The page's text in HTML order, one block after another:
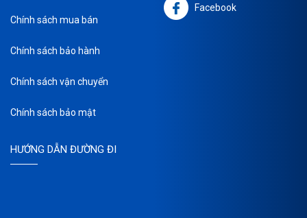
Chính sách mua bán
Chính sách bảo hành
Chính sách vận chuyển
Chính sách bảo mật
Facebook
HƯỚNG DẪN ĐƯỜNG ĐI